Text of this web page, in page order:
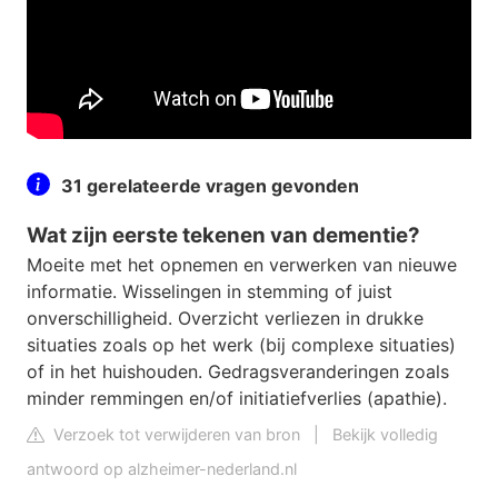
31 gerelateerde vragen gevonden
Wat zijn eerste tekenen van dementie?
Moeite met het opnemen en verwerken van nieuwe
informatie. Wisselingen in stemming of juist
onverschilligheid. Overzicht verliezen in drukke
situaties zoals op het werk (bij complexe situaties)
of in het huishouden. Gedragsveranderingen zoals
minder remmingen en/of initiatiefverlies (apathie).
Verzoek tot verwijderen van bron
Bekijk volledig
antwoord op alzheimer-nederland.nl